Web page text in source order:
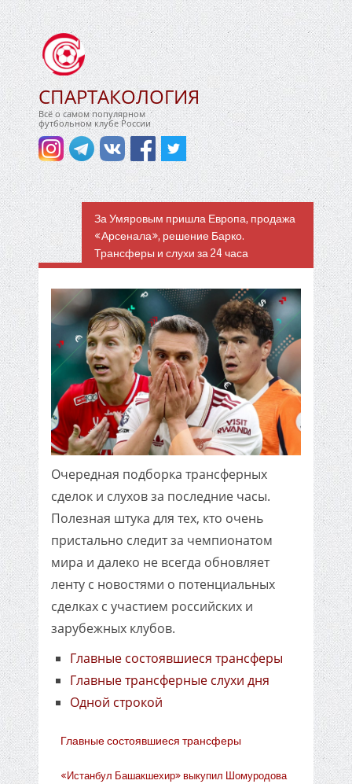
СПАРТАКОЛОГИЯ
Всё о самом популярном
футбольном клубе России
За Умяровым пришла Европа, продажа
«Арсенала», решение Барко.
Трансферы и слухи за 24 часа
Очередная подборка трансферных
сделок и слухов за последние часы.
Полезная штука для тех, кто очень
пристально следит за чемпионатом
мира и далеко не всегда обновляет
ленту с новостями о потенциальных
сделках с участием российских и
зарубежных клубов.
Главные состоявшиеся трансферы
Главные трансферные слухи дня
Одной строкой
Главные состоявшиеся трансферы
«Истанбул Башакшехир» выкупил Шомуродова